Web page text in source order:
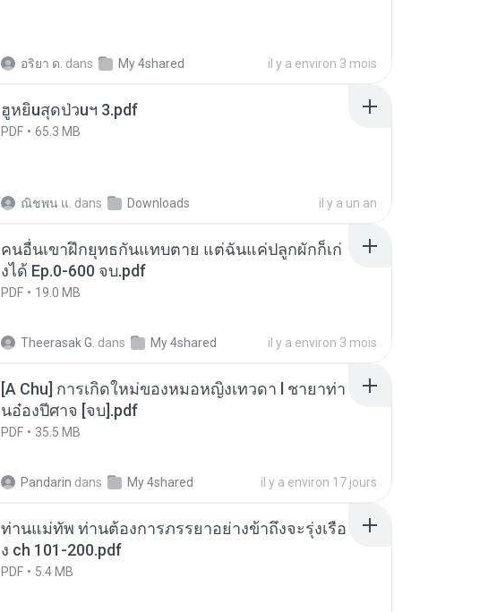
อริยา ด. dans My 4shared il y a environ 3 mois
ฮูหยิuสุดป่วuฯ 3.pdf
PDF 65.3 MB
ณิชพน แ. dans Downloads il y a un an
คนอื่นเขาฝึกยุทธกันแทบตาย แต่ฉันแค่ปลูกผักก็เก่
งได้ Ep.0-600 จบ.pdf
PDF 19.0 MB
Theerasak G. dans My 4shared il y a environ 3 mois
[A Chu] การเกิดใหม่ของหมอหญิงเทวดา l ชายาท่า
นอ๋องปีศาจ [จบ].pdf
PDF 35.5 MB
Pandarin dans My 4shared il y a environ 17 jours
ท่านแม่ทัพ ท่านต้องการภรรยาอย่างข้าถึงจะรุ่งเรือ
ง ch 101-200.pdf
PDF 5.4 MB